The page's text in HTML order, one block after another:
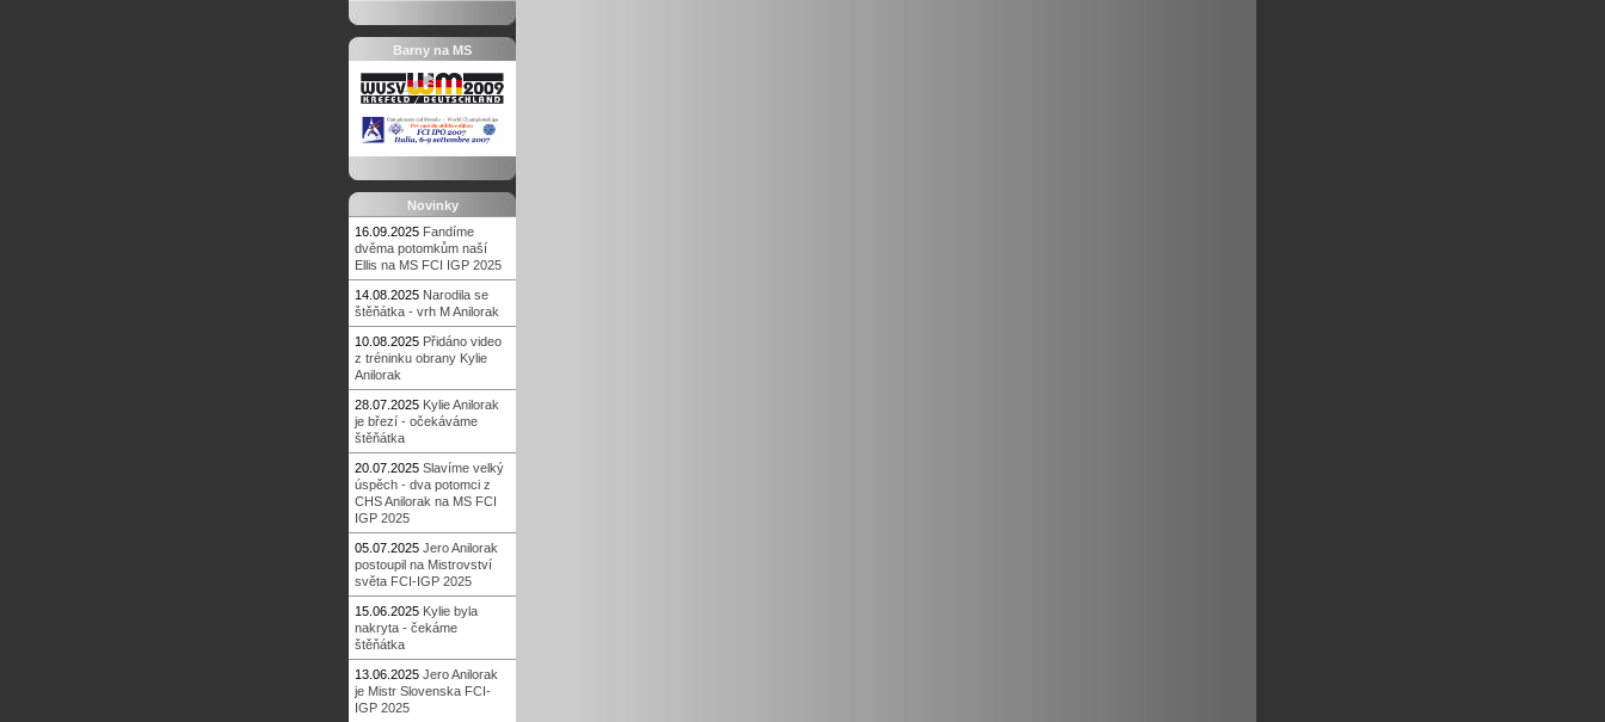
Barny na MS
Novinky
16.09.2025 Fandíme
dvěma potomkům naší
Ellis na MS FCI IGP 2025
14.08.2025 Narodila se
štěňátka - vrh M Anilorak
10.08.2025 Přidáno video
z tréninku obrany Kylie
Anilorak
28.07.2025 Kylie Anilorak
je březí - očekáváme
štěňátka
20.07.2025 Slavíme velký
úspěch - dva potomci z
CHS Anilorak na MS FCI
IGP 2025
05.07.2025 Jero Anilorak
postoupil na Mistrovství
světa FCI-IGP 2025
15.06.2025 Kylie byla
nakryta - čekáme
štěňátka
13.06.2025 Jero Anilorak
je Mistr Slovenska FCI-
IGP 2025